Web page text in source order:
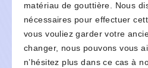
matériau de gouttière. Nous
nécessaires pour effectuer
vous vouliez garder votre
changer, nous pouvons vous
n’hésitez plus dans ce cas à